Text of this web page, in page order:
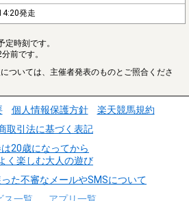
発走
時刻です。
前です。
ついては、主催者発表のものとご照合くださ
個人情報保護方針
楽天競馬規約
取引法に基づく表記
20歳になってから
く楽しむ大人の遊び
った不審なメールやSMSについて
ス一覧
アプリ一覧